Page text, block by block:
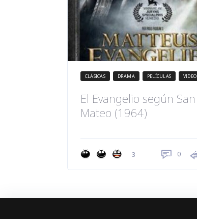
CLÁSICAS DRAMA PELÍCULAS VIDEO
El Evangelio según San
Mateo (1964)
3 0